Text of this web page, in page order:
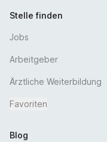
Stelle finden
Jobs
Arbeitgeber
Ärztliche Weiterbildung
Favoriten
Blog